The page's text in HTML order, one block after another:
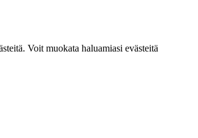
Voit muokata haluamiasi evästeitä